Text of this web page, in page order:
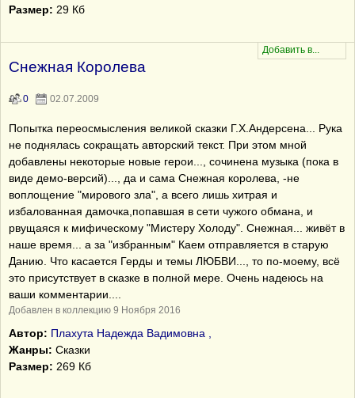
Размер: 29 Кб
Снежная Королева
0 02.07.2009
Попытка переосмысления великой сказки Г.Х.Андерсена... Рука
не поднялась сокращать авторский текст. При этом мной
добавлены некоторые новые герои..., сочинена музыка (пока в
виде демо-версий)..., да и сама Снежная королева, -не
воплощение "мирового зла", а всего лишь хитрая и
избалованная дамочка,попавшая в сети чужого обмана, и
рвущаяся к мифическому "Мистеру Холоду". Снежная... живёт в
наше время... а за "избранным" Каем отправляется в старую
Данию. Что касается Герды и темы ЛЮБВИ..., то по-моему, всё
это присутствует в сказке в полной мере. Очень надеюсь на
ваши комментарии....
Добавлен в коллекцию 9 Ноября 2016
Автор: Плахута Надежда Вадимовна ,
Жанры: Сказки
Размер: 269 Кб